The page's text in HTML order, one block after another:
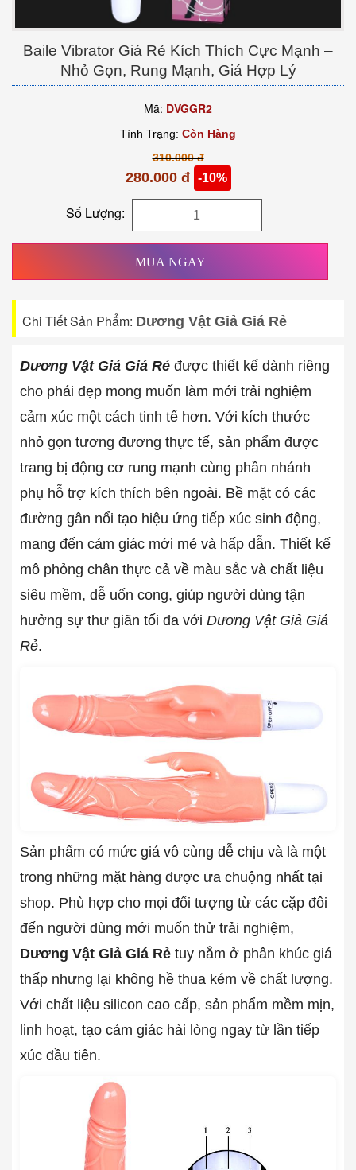
Baile Vibrator Giá Rẻ Kích Thích Cực Mạnh –
Nhỏ Gọn, Rung Mạnh, Giá Hợp Lý
Mã: DVGGR2
Tình Trạng: Còn Hàng
310.000 đ
280.000 đ -10%
Số Lượng:
MUA NGAY
Chi Tiết Sản Phẩm: Dương Vật Giả Giá Rẻ
Dương Vật Giả Giá Rẻ được thiết kế dành riêng
cho phái đẹp mong muốn làm mới trải nghiệm
cảm xúc một cách tinh tế hơn. Với kích thước
nhỏ gọn tương đương thực tế, sản phẩm được
trang bị động cơ rung mạnh cùng phần nhánh
phụ hỗ trợ kích thích bên ngoài. Bề mặt có các
đường gân nổi tạo hiệu ứng tiếp xúc sinh động,
mang đến cảm giác mới mẻ và hấp dẫn. Thiết kế
mô phỏng chân thực cả về màu sắc và chất liệu
siêu mềm, dễ uốn cong, giúp người dùng tận
hưởng sự thư giãn tối đa với Dương Vật Giả Giá
Rẻ.
Sản phẩm có mức giá vô cùng dễ chịu và là một
trong những mặt hàng được ưa chuộng nhất tại
shop. Phù hợp cho mọi đối tượng từ các cặp đôi
đến người dùng mới muốn thử trải nghiệm,
Dương Vật Giả Giá Rẻ tuy nằm ở phân khúc giá
thấp nhưng lại không hề thua kém về chất lượng.
Với chất liệu silicon cao cấp, sản phẩm mềm mịn,
linh hoạt, tạo cảm giác hài lòng ngay từ lần tiếp
xúc đầu tiên.